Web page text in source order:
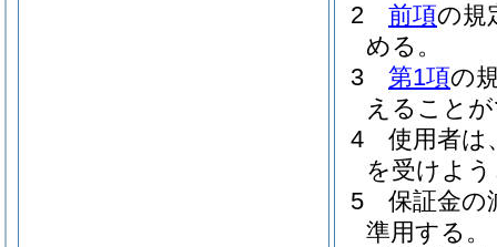
2
前項の規
める。
3
第1項の
えること
4
使用者は
を受けよ
5
保証金の
準用する。